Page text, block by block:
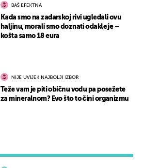
BAŠ EFEKTNA
Kada smo na zadarskoj rivi ugledali ovu
haljinu, morali smo doznati odakle je –
košta samo 18 eura
NIJE UVIJEK NAJBOLJI IZBOR
Teže vam je piti običnu vodu pa posežete
za mineralnom? Evo što to čini organizmu